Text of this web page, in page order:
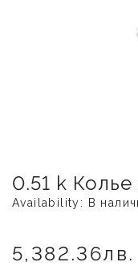
0.51 k
Availability: В